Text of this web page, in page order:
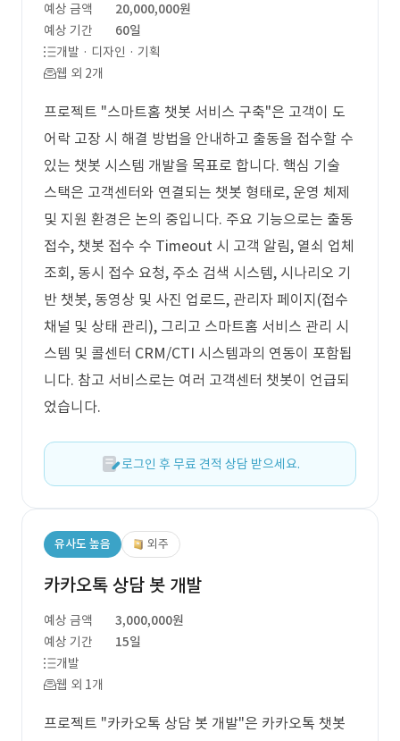
예상 금액
20,000,000원
예상 기간
60일
개발 · 디자인 · 기획
웹 외 2개
프로젝트 "스마트홈 챗봇 서비스 구축"은 고객이 도
어락 고장 시 해결 방법을 안내하고 출동을 접수할 수
있는 챗봇 시스템 개발을 목표로 합니다. 핵심 기술
스택은 고객센터와 연결되는 챗봇 형태로, 운영 체제
및 지원 환경은 논의 중입니다. 주요 기능으로는 출동
접수, 챗봇 접수 수 Timeout 시 고객 알림, 열쇠 업체
조회, 동시 접수 요청, 주소 검색 시스템, 시나리오 기
반 챗봇, 동영상 및 사진 업로드, 관리자 페이지(접수
채널 및 상태 관리), 그리고 스마트홈 서비스 관리 시
스템 및 콜센터 CRM/CTI 시스템과의 연동이 포함됩
니다. 참고 서비스로는 여러 고객센터 챗봇이 언급되
었습니다.
로그인 후 무료 견적 상담 받으세요.
유사도 높음 외주
카카오톡 상담 봇 개발
예상 금액
3,000,000원
예상 기간
15일
개발
웹 외 1개
프로젝트 "카카오톡 상담 봇 개발"은 카카오톡 챗봇